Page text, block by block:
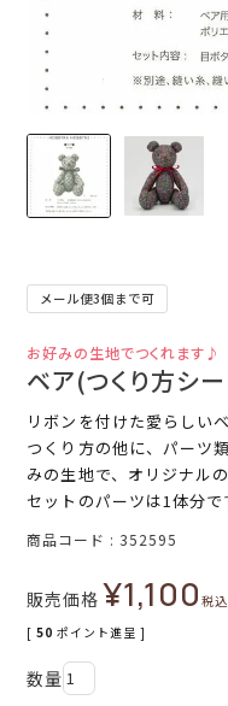
メール便3個まで可
お好みの生地でつくれます♪
ベア(つくり方シー
リボンを付けた愛らしいベ
つくり方の他に、パーツ
みの生地で、オリジナル
セットのパーツは1体分で
商品コード 352595
販売価格 ¥1,100税込
[ 50 ポイント進呈 ]